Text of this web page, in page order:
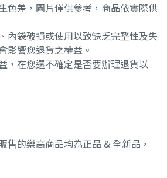
色差，圖片僅供參考，商品依實際供
內袋破損或使用以致缺乏完整性及失
影響您退貨之權益。
，在您還不確定是否要辦理退貨以
售的樂高商品均為正品 & 全新品，